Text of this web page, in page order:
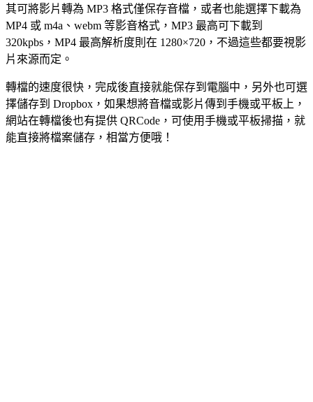
其可將影片轉為 MP3 格式僅保存音檔，或者也能選擇下載為
MP4 或 m4a、webm 等影音格式，MP3 最高可下載到
320kpbs，MP4 最高解析度則在 1280×720，不過這些都要視影
片來源而定。
轉檔的速度很快，完成後直接就能保存到電腦中，另外也可選
擇儲存到 Dropbox，如果想將音檔或影片傳到手機或平板上，
網站在轉檔後也有提供 QRCode，可使用手機或平板掃描，就
能直接將檔案儲存，相當方便哦！